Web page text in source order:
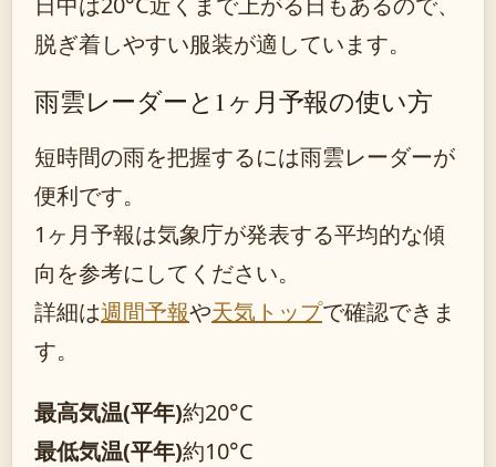
脱ぎ着しやすい服装が適しています。
雨雲レーダーと1ヶ月予報の使い方
短時間の雨を把握するには雨雲レーダーが
便利です。
1ヶ月予報は気象庁が発表する平均的な傾
向を参考にしてください。
詳細は週間予報や天気トップで確認できま
す。
最高気温(平年)約20°C
最低気温(平年)約10°C